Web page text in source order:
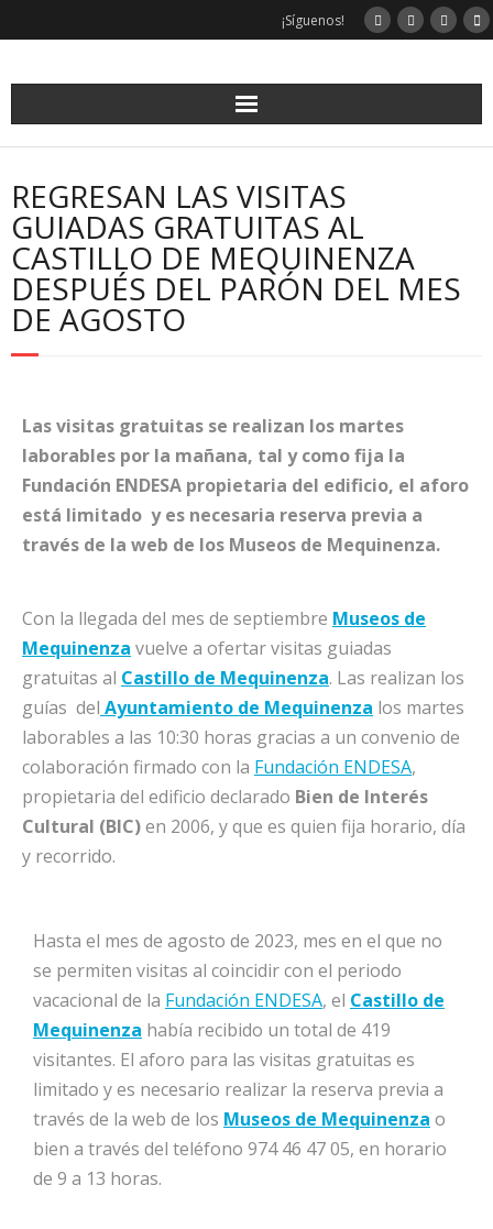
¡Síguenos!
REGRESAN LAS VISITAS
GUIADAS GRATUITAS AL
CASTILLO DE MEQUINENZA
DESPUÉS DEL PARÓN DEL MES
DE AGOSTO
Las visitas gratuitas se realizan los martes
laborables por la mañana, tal y como fija la
Fundación ENDESA propietaria del edificio, el aforo
está limitado y es necesaria reserva previa a
través de la web de los Museos de Mequinenza.
Con la llegada del mes de septiembre Museos de
Mequinenza vuelve a ofertar visitas guiadas
gratuitas al Castillo de Mequinenza. Las realizan los
guías del Ayuntamiento de Mequinenza los martes
laborables a las 10:30 horas gracias a un convenio de
colaboración firmado con la Fundación ENDESA,
propietaria del edificio declarado Bien de Interés
Cultural (BIC)en 2006, y que es quien fija horario, día
y recorrido.
Hasta el mes de agosto de 2023, mes en el que no
se permiten visitas al coincidir con el periodo
vacacional de la Fundación ENDESA, el Castillo de
Mequinenza había recibido un total de 419
visitantes. El aforo para las visitas gratuitas es
limitado y es necesario realizar la reserva previa a
través de la web de los Museos de Mequinenza o
bien a través del teléfono 974 46 47 05, en horario
de 9 a 13 horas.